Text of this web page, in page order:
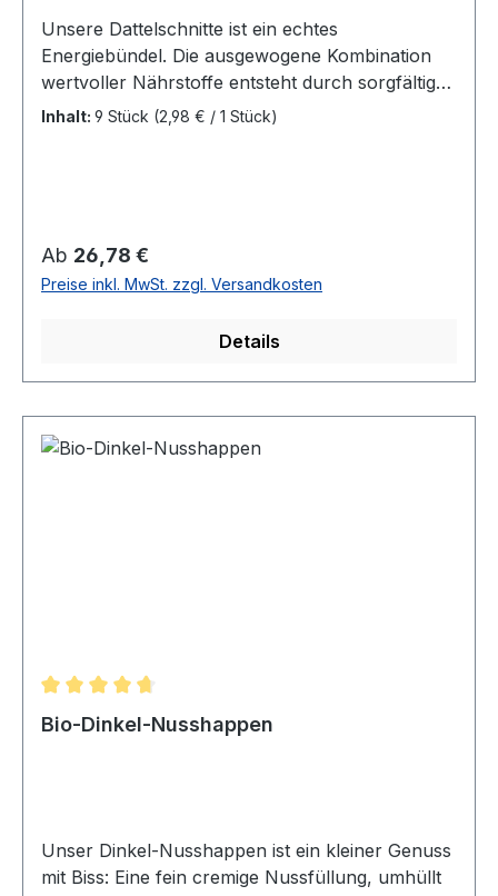
Unsere Dattelschnitte ist ein echtes
Energiebündel. Die ausgewogene Kombination
wertvoller Nährstoffe entsteht durch sorgfältig
ausgewählte Bio-Zutaten. Ideal als Snack für
Kokosflocken*, Zimt*, Steinsalz *aus kontrolliert
biologischem Anbau Zertifiziert durch: DE-ÖKO-
bei optimaler Lagerung Nährwerte Nährwert
Ballaststoffe 7,21 g Eiweiß 7,16 g Salz 1,72 g
Inhalt: 9 Stück (2,98 € / 1 Stück)
Regulärer Preis:
Ab 26,78 €
Preise inkl. MwSt. zzgl. Versandkosten
Details
Durchschnittliche Bewertung von 4.75 von 5 Sternen
Bio-Dinkel-Nusshappen
Unser Dinkel-Nusshappen ist ein kleiner Genuss
mit Biss: Eine fein cremige Nussfüllung, umhüllt